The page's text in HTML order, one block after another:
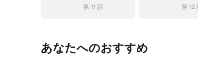
第 11 話 第 12
あなたへのおすすめ